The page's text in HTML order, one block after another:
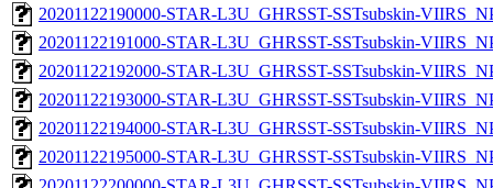
20201122190000-STAR-L3U_GHRSST-SSTsubskin-
20201122191000-STAR-L3U_GHRSST-SSTsubskin-
20201122192000-STAR-L3U_GHRSST-SSTsubskin-
20201122193000-STAR-L3U_GHRSST-SSTsubskin-
20201122194000-STAR-L3U_GHRSST-SSTsubskin-
20201122195000-STAR-L3U_GHRSST-SSTsubskin-